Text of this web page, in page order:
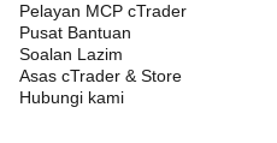
Pelayan MCP cTrader
Pusat Bantuan
Soalan Lazim
Asas cTrader & Store
Hubungi kami